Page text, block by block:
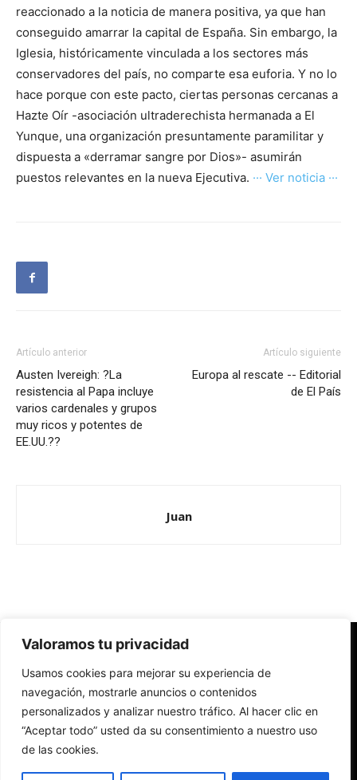
Valoramos tu privacidad
Usamos cookies para mejorar su experiencia de
navegación, mostrarle anuncios o contenidos
personalizados y analizar nuestro tráfico. Al hacer clic en
“Aceptar todo” usted da su consentimiento a nuestro uso
de las cookies.
reaccionado a la noticia de manera positiva, ya que han
conseguido amarrar la capital de España. Sin embargo, la
Iglesia, históricamente vinculada a los sectores más
conservadores del país, no comparte esa euforia. Y no lo
hace porque con este pacto, ciertas personas cercanas a
Hazte Oír -asociación ultraderechista hermanada a El
Yunque, una organización presuntamente paramilitar y
dispuesta a «derramar sangre por Dios»- asumirán
puestos relevantes en la nueva Ejecutiva. ··· Ver noticia ···
Artículo anterior
Austen Ivereigh: ?La
resistencia al Papa incluye
varios cardenales y grupos
muy ricos y potentes de
EE.UU.??
Artículo siguiente
Europa al rescate -- Editorial
de El País
Juan
Redes Cristianas
Una mirada alternativa sobre la Iglesia católica y la sociedad
- Colectivos de Redes Cristianas